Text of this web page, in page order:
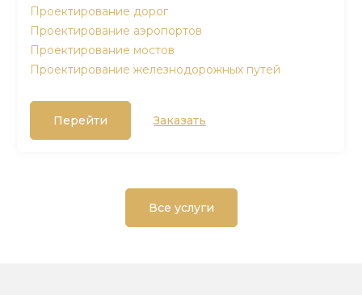
Проектирование дорог
Проектирование аэропортов
Проектирование мостов
Проектирование железнодорожных путей
Перейти Заказать
Все услуги